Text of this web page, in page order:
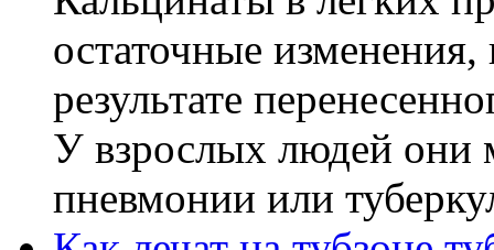
остаточные
результате
У взрослых людей они
пневмонии или